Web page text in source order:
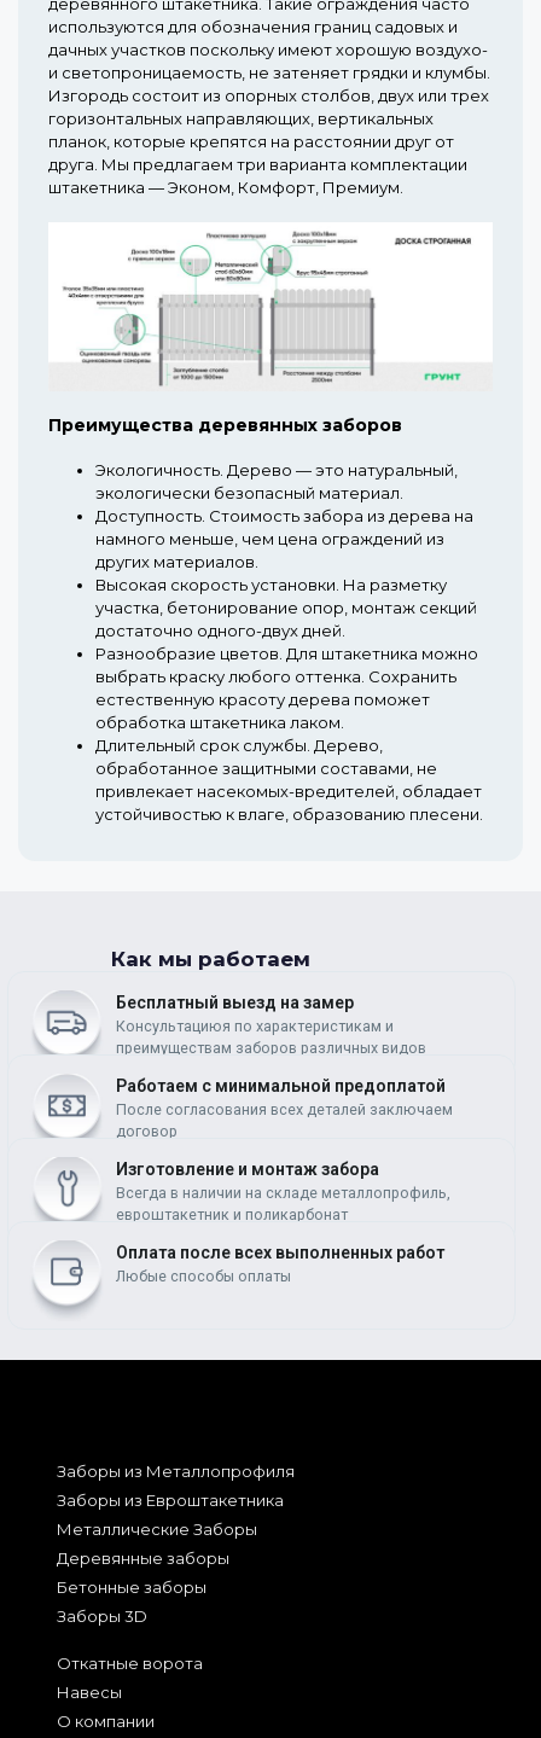
используются для обозначения границ садовых и
дачных участков поскольку имеют хорошую воздухо-
и светопроницаемость, не затеняет грядки и клумбы.
Изгородь состоит из опорных столбов, двух или трех
горизонтальных направляющих, вертикальных
планок, которые крепятся на расстоянии друг от
друга. Мы предлагаем три варианта комплектации
штакетника — Эконом, Комфорт, Премиум.
Преимущества деревянных заборов
Экологичность. Дерево — это натуральный,
экологически безопасный материал.
Доступность. Стоимость забора из дерева на
намного меньше, чем цена ограждений из
других материалов.
Высокая скорость установки. На разметку
участка, бетонирование опор, монтаж секций
достаточно одного-двух дней.
Разнообразие цветов. Для штакетника можно
выбрать краску любого оттенка. Сохранить
естественную красоту дерева поможет
обработка штакетника лаком.
Длительный срок службы. Дерево,
обработанное защитными составами, не
привлекает насекомых-вредителей, обладает
устойчивостью к влаге, образованию плесени.
Как мы работаем
Бесплатный выезд на замер
Консультациюя по характеристикам и
преимуществам заборов различных видов
Работаем c минимальной предоплатой
После согласования всех деталей заключаем
договор
Изготовление и монтаж забора
Всегда в наличии на складе металлопрофиль,
евроштакетник и поликарбонат
Оплата после всех выполненных работ
Любые способы оплаты
Заборы из Металлопрофиля
Заборы из Евроштакетника
Металлические Заборы
Деревянные заборы
Бетонные заборы
Заборы 3D
Откатные ворота
Навесы
О компании